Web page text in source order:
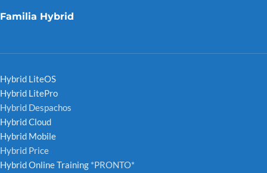
Familia Hybrid
Hybrid LiteOS
Hybrid LitePro
Hybrid Despachos
Hybrid Cloud
Hybrid Mobile
Hybrid Price
Hybrid Online Training *PRONTO*